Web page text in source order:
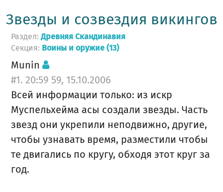
Звезды и созвездия викингов
Раздел:Древняя Скандинавия
Секция: Воины и оружие (13)
Munin
#1. 20:59 59, 15.10.2006
Всей информации только: из искр
Муспельхейма асы создали звезды. Часть
звезд они укрепили неподвижно, другие,
чтобы узнавать время, разместили чтобы
те двигались по кругу, обходя этот круг за
год.